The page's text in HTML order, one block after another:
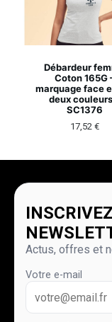
Débardeur
Coton 165G
marquage face
deux
SC1376
17,52 €
Actus, offres et
Votre e-mail